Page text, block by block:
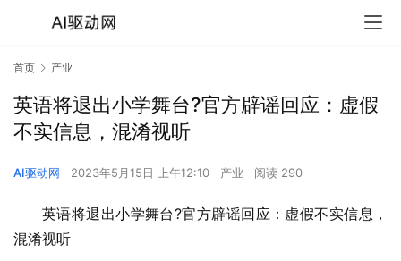
首页 产业
英语将退出小学舞台?官方辟谣回应：虚假
不实信息，混淆视听
AI驱动网 2023年5月15日 上午12:10 产业 阅读 290
英语将退出小学舞台?官方辟谣回应：虚假不实信息，
混淆视听